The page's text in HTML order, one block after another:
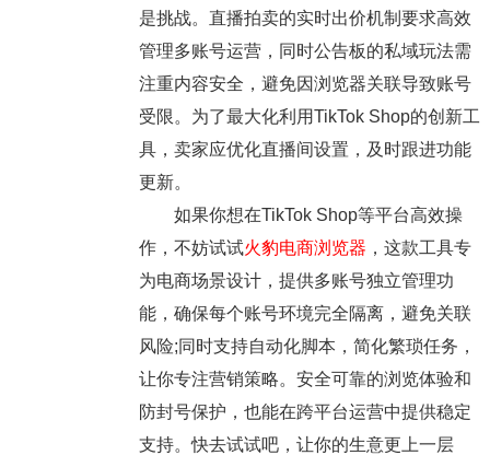
是挑战。直播拍卖的实时出价机制要求高效
管理多账号运营，同时公告板的私域玩法需
注重内容安全，避免因浏览器关联导致账号
受限。为了最大化利用TikTok Shop的创新工
具，卖家应优化直播间设置，及时跟进功能
更新。
如果你想在TikTok Shop等平台高效操
作，不妨试试火豹电商浏览器 ，这款工具专
为电商场景设计，提供多账号独立管理功
能，确保每个账号环境完全隔离，避免关联
风险;同时支持自动化脚本，简化繁琐任务，
让你专注营销策略。安全可靠的浏览体验和
防封号保护，也能在跨平台运营中提供稳定
支持。快去试试吧，让你的生意更上一层